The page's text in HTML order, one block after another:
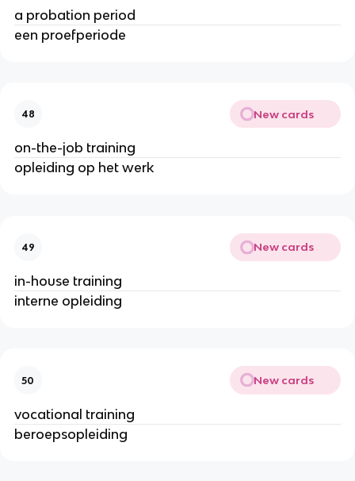
a probation period
een proefperiode
48 New cards
on-the-job training
opleiding op het werk
49 New cards
in-house training
interne opleiding
50 New cards
vocational training
beroepsopleiding